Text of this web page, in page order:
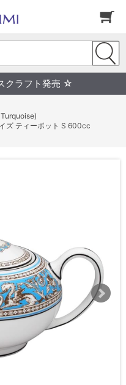
クラフト発売 ☆
ズ ティーポット S 600cc